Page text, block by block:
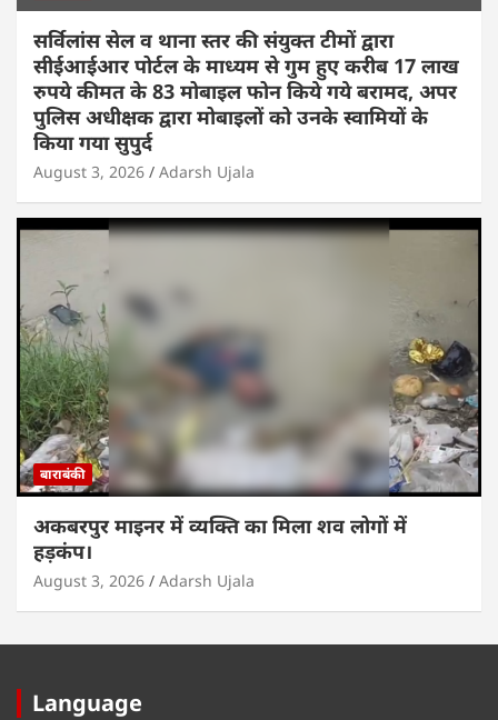
सर्विलांस सेल व थाना स्तर की संयुक्त टीमों द्वारा
सीईआईआर पोर्टल के माध्यम से गुम हुए करीब 17 लाख
रुपये कीमत के 83 मोबाइल फोन किये गये बरामद, अपर
पुलिस अधीक्षक द्वारा मोबाइलों को उनके स्वामियों के
किया गया सुपुर्द
August 3, 2026 Adarsh Ujala
बाराबंकी
अकबरपुर माइनर में व्यक्ति का मिला शव लोगों में
हड़कंप।
August 3, 2026 Adarsh Ujala
Language